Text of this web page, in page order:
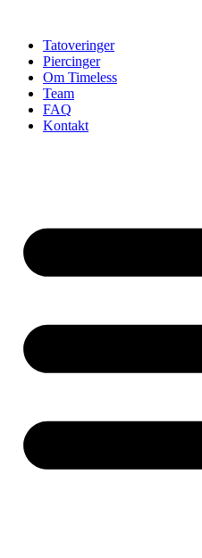
indholdTatoveringer
Piercinger
Om Timeless
Team
FAQ
Kontakt